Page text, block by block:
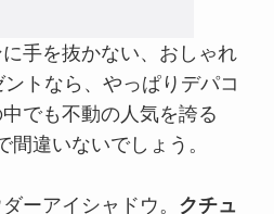
手を抜かない、おしゃれ
トなら、やっぱりデパコ
でも不動の人気を誇る
間違いないでしょう。
ーアイシャドウ。 クチュ